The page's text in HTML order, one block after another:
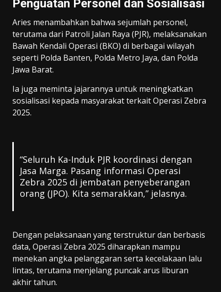
Penguatan Personel dan Sosialisasi
Aries menambahkan bahwa sejumlah personel,
terutama dari Patroli Jalan Raya (PJR), melaksanakan
Bawah Kendali Operasi (BKO) di berbagai wilayah
seperti Polda Banten, Polda Metro Jaya, dan Polda
Jawa Barat.
Ia juga meminta jajarannya untuk meningkatkan
sosialisasi kepada masyarakat terkait Operasi Zebra
2025.
“Seluruh Ka-Induk PJR koordinasi dengan
Jasa Marga. Pasang informasi Operasi
Zebra 2025 di jembatan penyeberangan
orang (JPO). Kita semarakkan,” jelasnya.
Dengan pelaksanaan yang terstruktur dan berbasis
data, Operasi Zebra 2025 diharapkan mampu
menekan angka pelanggaran serta kecelakaan lalu
lintas, terutama menjelang puncak arus liburan
akhir tahun.